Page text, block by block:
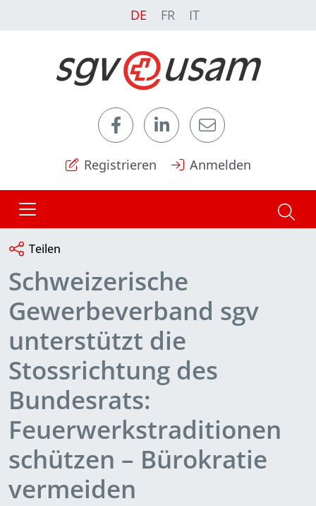
DE FR IT
Registrieren Anmelden
Teilen
Schweizerische
Gewerbeverband sgv
unterstützt die
Stossrichtung des
Bundesrats:
Feuerwerkstraditionen
schützen – Bürokratie
vermeiden